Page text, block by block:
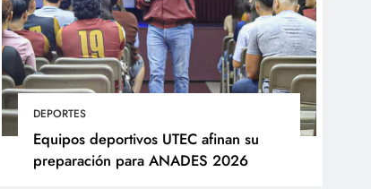
DEPORTES
Equipos deportivos UTEC afinan su
preparación para ANADES 2026